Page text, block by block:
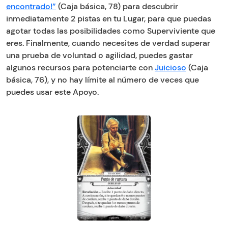
encontrado!” (Caja básica, 78) para descubrir
inmediatamente 2 pistas en tu Lugar, para que puedas
agotar todas las posibilidades como Superviviente que
eres. Finalmente, cuando necesites de verdad superar
una prueba de voluntad o agilidad, puedes gastar
algunos recursos para potenciarte conJuicioso (Caja
básica, 76), y no hay límite al número de veces que
puedes usar este Apoyo.